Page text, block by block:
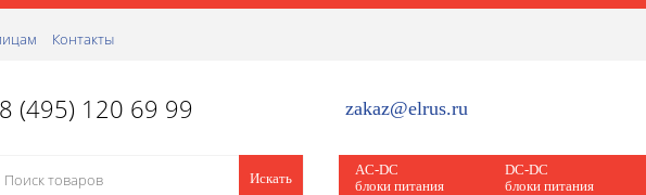
Контакты
8 (495) 120 69 99 zakaz@elrus.ru
Искать
AC-DC
блоки питания
DC-DC
блоки питания